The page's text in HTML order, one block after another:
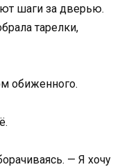
шаги за дверью.
тарелки,
обиженного.
— Я хочу